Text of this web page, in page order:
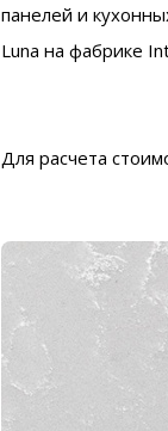
панелей и
Luna на фабрике
Для расчета